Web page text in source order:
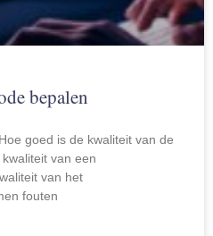
bepalen
goed is de kwaliteit van de
van een
van het
fouten